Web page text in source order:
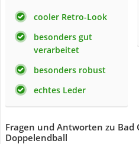
cooler Retro-Look
besonders gut
verarbeitet
besonders robust
echtes Leder
Fragen und Antworten zu Bad
Doppelendball